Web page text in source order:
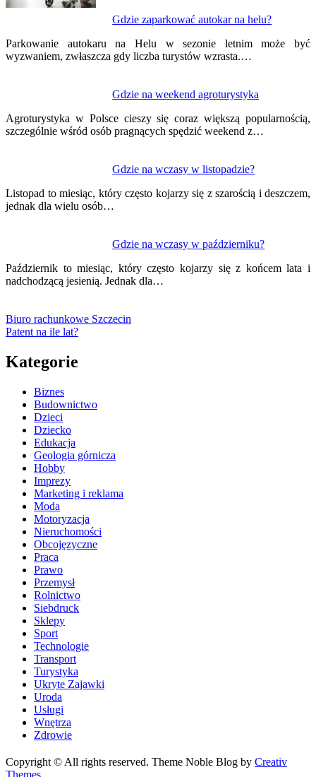
Gdzie zaparkować autokar na helu?
Parkowanie autokaru na Helu w sezonie letnim może być
wyzwaniem, zwłaszcza gdy liczba turystów wzrasta.…
Gdzie na weekend agroturystyka
Agroturystyka w Polsce cieszy się coraz większą popularnością,
szczególnie wśród osób pragnących spędzić weekend z…
Gdzie na wczasy w listopadzie?
Listopad to miesiąc, który często kojarzy się z szarością i deszczem,
jednak dla wielu osób…
Gdzie na wczasy w październiku?
Październik to miesiąc, który często kojarzy się z końcem lata i
nadchodzącą jesienią. Jednak dla…
Biuro rachunkowe Szczecin
Patent na ile lat?
Kategorie
Biznes
Budownictwo
Dzieci
Dziecko
Edukacja
Geologia górnicza
Hobby
Imprezy
Marketing i reklama
Moda
Motoryzacja
Nieruchomości
Obcojęzyczne
Praca
Prawo
Przemysł
Rolnictwo
Siebdruck
Sklepy
Sport
Technologie
Transport
Turystyka
Ukryte Zajawki
Uroda
Usługi
Wnętrza
Zdrowie
Copyright © All rights reserved. Theme Noble Blog by Creativ
Themes